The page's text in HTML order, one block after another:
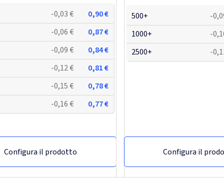
-0,03 €
0,90 €
-0,06 €
0,87 €
-0,09 €
0,84 €
-0,12 €
0,81 €
-0,15 €
0,78 €
-0,16 €
0,77 €
Configura il prodotto
500+
-
1000+
-
2500+
-
Configura il